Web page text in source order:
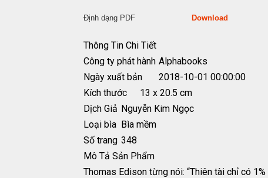
Định dạng PDF Download
Thông Tin Chi Tiết
Công ty phát hành Alphabooks
Ngày xuất bản
2018-10-01 00:00:00
Kích thước
13 x 20.5 cm
Dịch Giả Nguyễn Kim Ngọc
Loại bìa Bìa mềm
Số trang 348
Mô Tả Sản Phẩm
Thomas Edison từng nói: “Thiên tài chỉ có